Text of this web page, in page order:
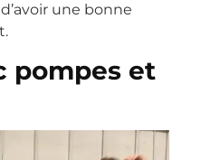
une bonne
pompes et